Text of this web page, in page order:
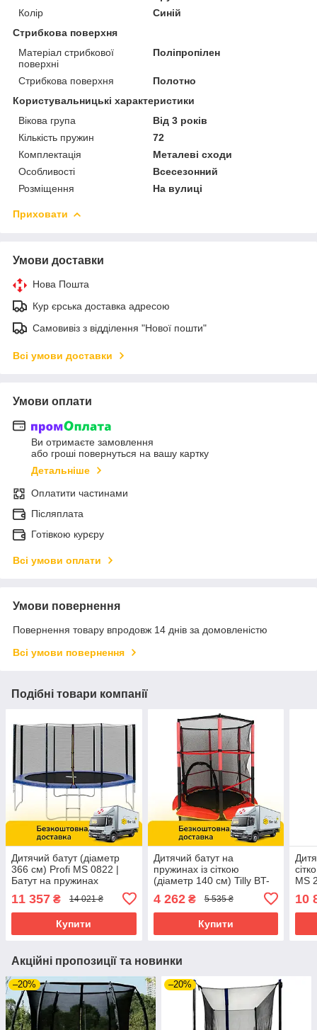
Колір
Синій
Стрибкова поверхня
Матеріал стрибкової
поверхні
Поліпропілен
Стрибкова поверхня
Полотно
Користувальницькі характеристики
Вікова група
Від 3 років
Кількість пружин
72
Комплектація
Металеві сходи
Особливості
Всесезонний
Розміщення
На вулиці
Приховати
Умови доставки
Нова Пошта
Кур єрська доставка адресою
Самовивіз з відділення "Нової пошти"
Всі умови доставки
Умови оплати
Ви отримаєте замовлення
або гроші повернуться на вашу картку
Детальніше
Оплатити частинами
Післяплата
Готівкою курєру
Всі умови оплати
Умови повернення
Повернення товару впродовж 14 днів за домовленістю
Всі умови повернення
Подібні товари компанії
Дитячий батут (діаметр
366 см) Profi MS 0822 |
Батут на пружинах
11 357 ₴ 14 021 ₴
Купити
Дитячий батут на
пружинах із сіткою
(діаметр 140 см) Tilly BT-
4 262₴ 5 535 ₴
Купити
MS
10
Акційні пропозиції та новинки
–20% –20%